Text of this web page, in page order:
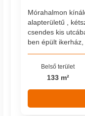
Mórahalmon
alapterületű ,
csendes kis
ben épült ikerház,
Belső terület
133 m²